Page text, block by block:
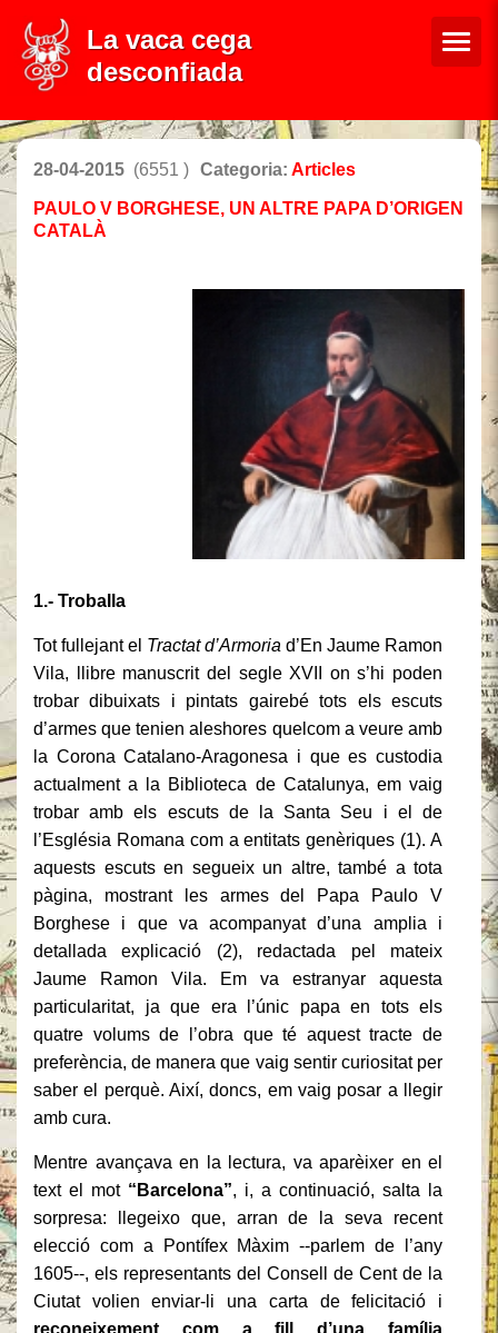
La vaca cega
desconfiada
28-04-2015 (6551 ) Categoria: Articles
PAULO V BORGHESE, UN ALTRE PAPA D’ORIGEN
CATALÀ
1.- Troballa
Tot fullejant el Tractat d’Armoria d’En Jaume Ramon
Vila, llibre manuscrit del segle XVII on s’hi poden
trobar dibuixats i pintats gairebé tots els escuts
d’armes que tenien aleshores quelcom a veure amb
la Corona Catalano-Aragonesa i que es custodia
actualment a la Biblioteca de Catalunya, em vaig
trobar amb els escuts de la Santa Seu i el de
l’Església Romana com a entitats genèriques (1). A
aquests escuts en segueix un altre, també a tota
pàgina, mostrant les armes del Papa Paulo V
Borghese i que va acompanyat d’una amplia i
detallada explicació (2), redactada pel mateix
Jaume Ramon Vila. Em va estranyar aquesta
particularitat, ja que era l’únic papa en tots els
quatre volums de l’obra que té aquest tracte de
preferència, de manera que vaig sentir curiositat per
saber el perquè. Així, doncs, em vaig posar a llegir
amb cura.
Mentre avançava en la lectura, va aparèixer en el
text el mot “Barcelona”, i, a continuació, salta la
sorpresa: llegeixo que, arran de la seva recent
elecció com a Pontífex Màxim --parlem de l’any
1605--, els representants del Consell de Cent de la
Ciutat volien enviar-li una carta de felicitació i